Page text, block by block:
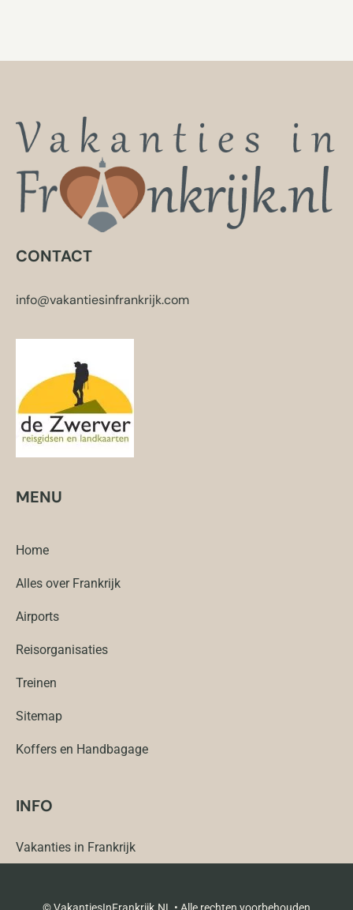
CONTACT
info@vakantiesinfrankrijk.com
MENU
Home
Alles over Frankrijk
Airports
Reisorganisaties
Treinen
Sitemap
Koffers en Handbagage
INFO
Vakanties in Frankrijk